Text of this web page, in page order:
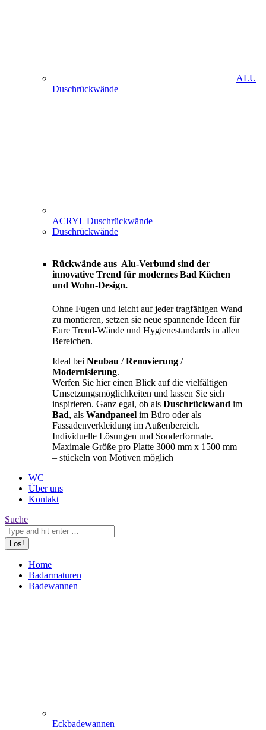
ALU
Duschrückwände
ACRYL Duschrückwände
Duschrückwände
Rückwände aus Alu-Verbund sind der
innovative Trend für modernes Bad Küchen
und Wohn-Design.
Ohne Fugen und leicht auf jeder tragfähigen Wand
zu montieren, setzen sie neue spannende Ideen für
Eure Trend-Wände und Hygienestandards in allen
Bereichen.
Ideal bei Neubau /Renovierung /
Modernisierung.
Werfen Sie hier einen Blick auf die vielfältigen
Umsetzungsmöglichkeiten und lassen Sie sich
inspirieren. Ganz egal, ob als Duschrückwand im
Bad, als Wandpaneel im Büro oder als
Fassadenverkleidung im Außenbereich.
Individuelle Lösungen und Sonderformate.
Maximale Größe pro Platte 3000 mm x 1500 mm
– stückeln von Motiven möglich
WC
Über uns
Kontakt
Search:
Suche
Home
Badarmaturen
Badewannen
Eckbadewannen